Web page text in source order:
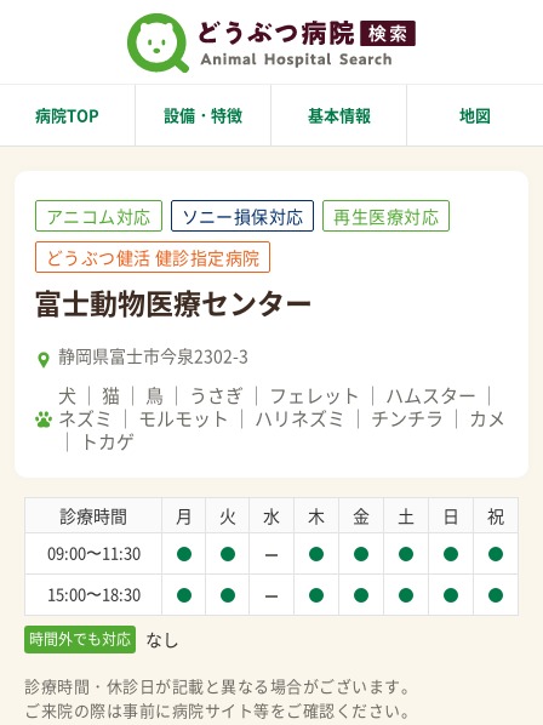
病院TOP 設備・特徴 基本情報 地図
アニコム対応 ソニー損保対応
再生医療対応
どうぶつ健活 健診指定病院
富士動物医療センター
静岡県富士市今泉2302-3
犬 猫 鳥 うさぎ フェレット
ハムスター
ネズミ
モルモット ハリネズミ チンチラ
カメ
トカゲ
診療時間 月 火 水 木 金 土 日 祝
09:00〜11:30
15:00〜18:30
時間外でも対応 なし
診療時間・休診日が記載と異なる場合がございます。
ご来院の際は事前に病院サイト等をご確認ください。